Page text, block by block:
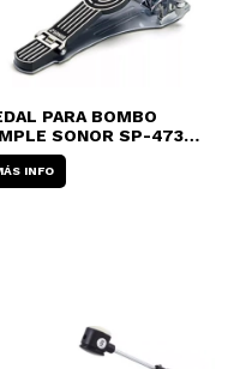
PARA BOMBO
SONOR SP-473
BASE)
INFO